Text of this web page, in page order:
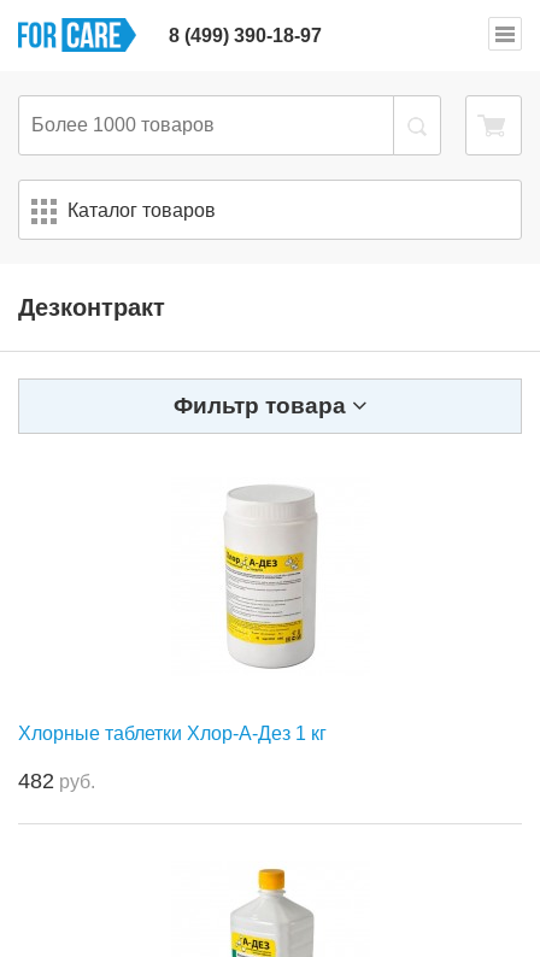
8 (499) 390-18-97
Каталог товаров
Дезконтракт
Фильтр товара
Хлорные таблетки Хлор-А-Дез 1 кг
482 руб.